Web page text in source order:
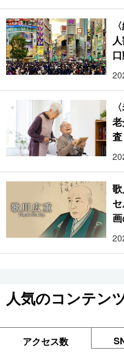
人気のコンテン
アクセス数